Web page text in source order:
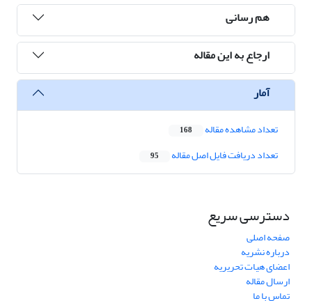
هم رسانی
ارجاع به این مقاله
آمار
تعداد مشاهده مقاله 168
تعداد دریافت فایل اصل مقاله 95
دسترسی سریع
صفحه اصلی
درباره نشریه
اعضای هیات تحریریه
ارسال مقاله
تماس با ما